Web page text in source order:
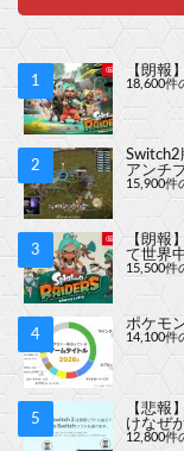
【朗報
18,600件
Switch2
アンチ
15,900件
【朗報
て世界
15,500件
ポケモ
14,100件
【悲報
けなぜ
12,800件